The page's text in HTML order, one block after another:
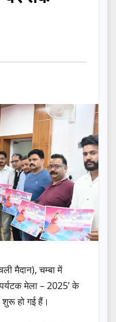
मैदान), चम्बा में
मेला – 2025’ के
शुरू हो गई हैं।